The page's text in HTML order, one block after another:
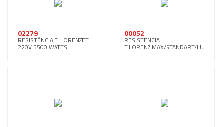
02279
RESISTÊNCIA T. LORENZET.
220V 5500 WATTS
00052
RESISTÊNCIA
T.LORENZ.MAX/STANDART/LUXO